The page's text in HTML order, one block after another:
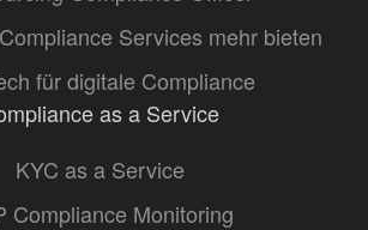
Services mehr bieten
für digitale Compliance
as a Service
KYC as a Service
Compliance Monitoring